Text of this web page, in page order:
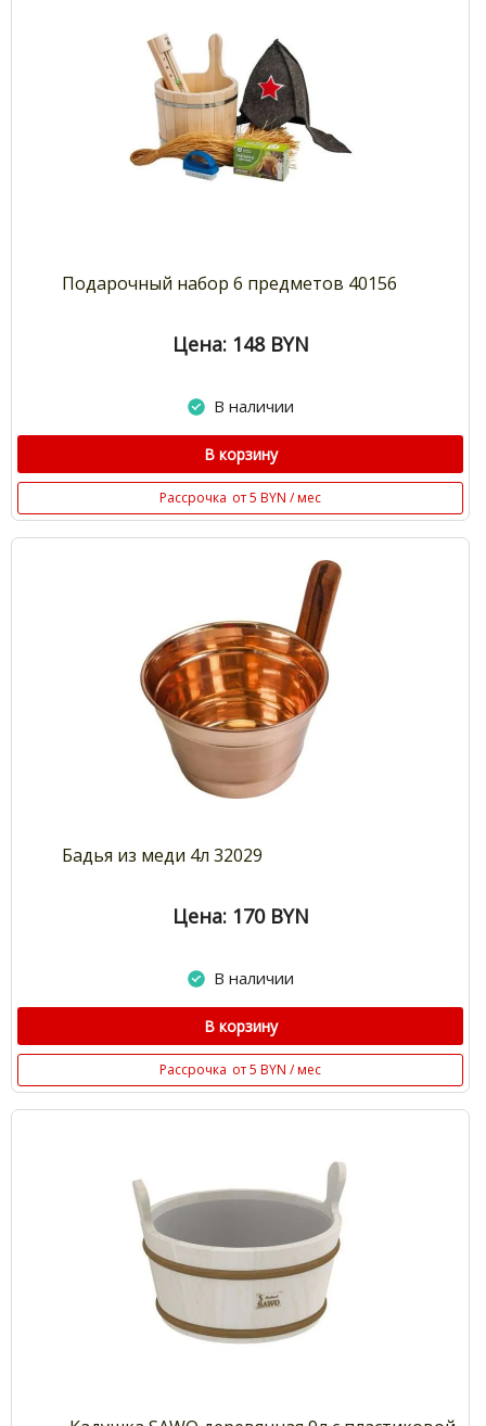
Подарочный набор 6 предметов 40156
Цена: 148 BYN
В наличии
В корзину
Рассрочка от 5 BYN / мес
Бадья из меди 4л 32029
Цена: 170 BYN
В наличии
В корзину
Рассрочка от 5 BYN / мес